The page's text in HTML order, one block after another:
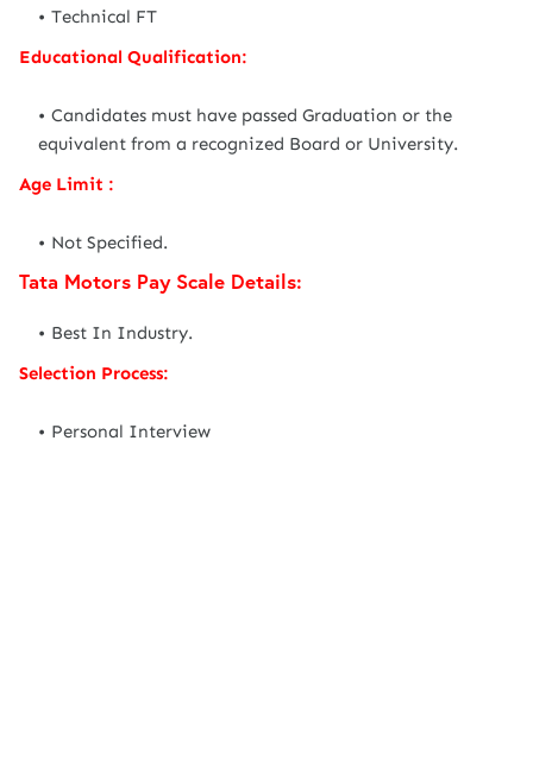
Technical FT
Educational Qualification:
Candidates must have passed Graduation or the
equivalent from a recognized Board or University.
Age Limit :
Not Specified.
Tata Motors Pay Scale Details:
Best In Industry.
Selection Process:
Personal Interview